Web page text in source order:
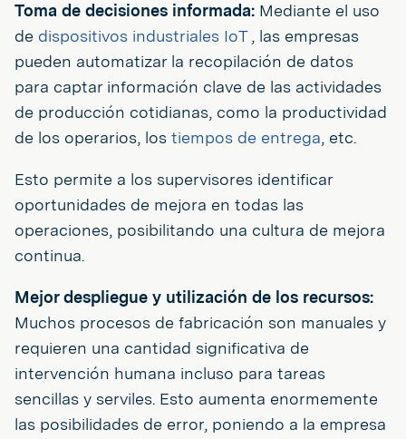
Toma de decisiones informada: Mediante el uso
de dispositivos industriales IoT , las empresas
pueden automatizar la recopilación de datos
para captar información clave de las actividades
de producción cotidianas, como la productividad
de los operarios, los tiempos de entrega, etc.
Esto permite a los supervisores identificar
oportunidades de mejora en todas las
operaciones, posibilitando una cultura de mejora
continua.
Mejor despliegue y utilización de los recursos:
Muchos procesos de fabricación son manuales y
requieren una cantidad significativa de
intervención humana incluso para tareas
sencillas y serviles. Esto aumenta enormemente
las posibilidades de error, poniendo a la empresa